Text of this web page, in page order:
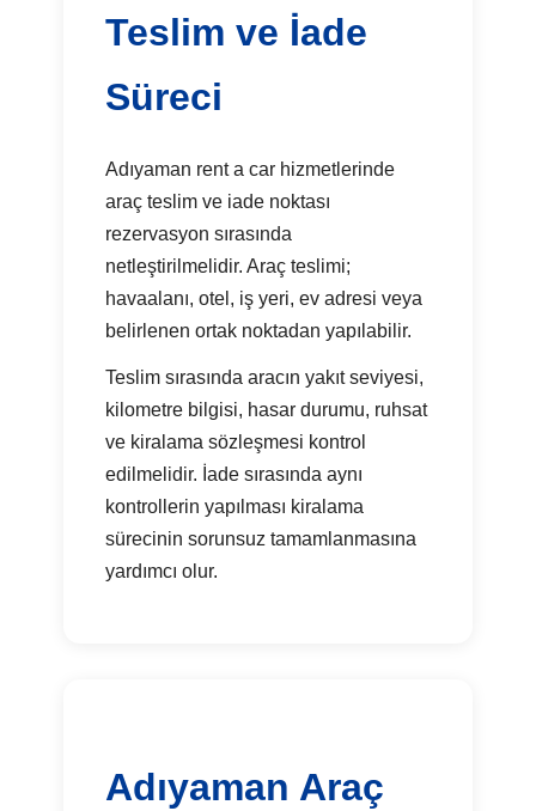
Teslim ve İade
Süreci
Adıyaman rent a car hizmetlerinde
araç teslim ve iade noktası
rezervasyon sırasında
netleştirilmelidir. Araç teslimi;
havaalanı, otel, iş yeri, ev adresi veya
belirlenen ortak noktadan yapılabilir.
Teslim sırasında aracın yakıt seviyesi,
kilometre bilgisi, hasar durumu, ruhsat
ve kiralama sözleşmesi kontrol
edilmelidir. İade sırasında aynı
kontrollerin yapılması kiralama
sürecinin sorunsuz tamamlanmasına
yardımcı olur.
Adıyaman Araç